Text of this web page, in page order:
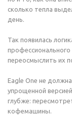
сколько тепла
день.
Так появилась
переосмыслить их
Eagle One не
упрощенной
глубже:
кофемашины.